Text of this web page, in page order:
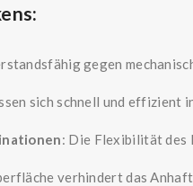
gegen
sich schnell und effizient
: Die Flexibilität des
verhindert das